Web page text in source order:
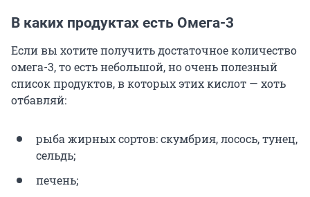
В каких продуктах есть Омега-3
Если вы хотите получить достаточное количество
омега-3, то есть небольшой, но очень полезный
список продуктов, в которых этих кислот — хоть
отбавляй:
рыба жирных сортов: скумбрия, лосось, тунец,
сельдь;
печень;